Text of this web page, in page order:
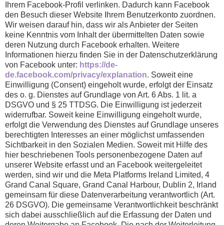
Ihrem Facebook-Profil verlinken. Dadurch kann Facebook
den Besuch dieser Website Ihrem Benutzerkonto zuordnen.
Wir weisen darauf hin, dass wir als Anbieter der Seiten
keine Kenntnis vom Inhalt der übermittelten Daten sowie
deren Nutzung durch Facebook erhalten. Weitere
Informationen hierzu finden Sie in der Datenschutzerklärung
von Facebook unter: https://de-
de.facebook.com/privacy/explanation. Soweit eine
Einwilligung (Consent) eingeholt wurde, erfolgt der Einsatz
des o. g. Dienstes auf Grundlage von Art. 6 Abs. 1 lit. a
DSGVO und § 25 TTDSG. Die Einwilligung ist jederzeit
widerrufbar. Soweit keine Einwilligung eingeholt wurde,
erfolgt die Verwendung des Dienstes auf Grundlage unseres
berechtigten Interesses an einer möglichst umfassenden
Sichtbarkeit in den Sozialen Medien. Soweit mit Hilfe des
hier beschriebenen Tools personenbezogene Daten auf
unserer Website erfasst und an Facebook weitergeleitet
werden, sind wir und die Meta Platforms Ireland Limited, 4
Grand Canal Square, Grand Canal Harbour, Dublin 2, Irland
gemeinsam für diese Datenverarbeitung verantwortlich (Art.
26 DSGVO). Die gemeinsame Verantwortlichkeit beschränkt
sich dabei ausschließlich auf die Erfassung der Daten und